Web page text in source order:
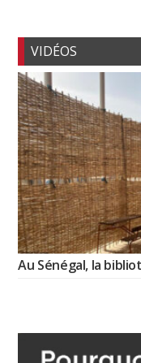
VIDÉOS
Au Sénégal, la